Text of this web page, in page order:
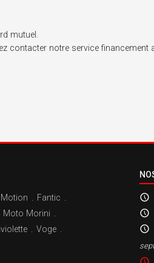
mutuel.
contacter notre service financement
Fantic
Moto Morini
Voge